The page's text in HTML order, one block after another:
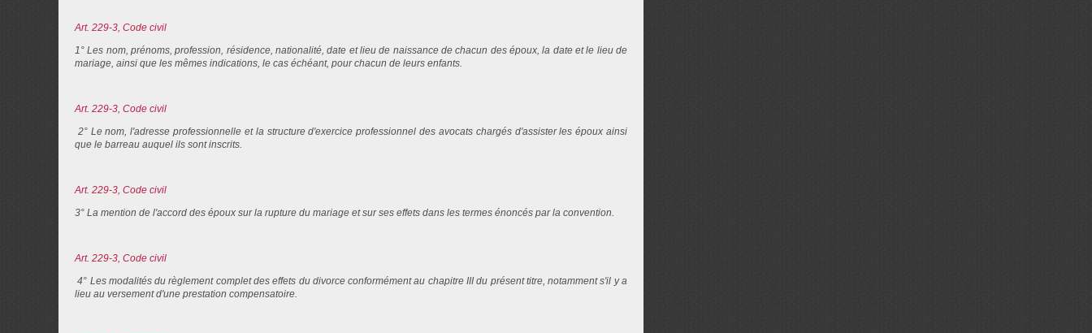
Art. 229-3, Code civil
1° Les nom, prénoms, profession, résidence, nationalité, date et lieu de naissance de chacun des époux, la date et le lieu de
mariage, ainsi que les mêmes indications, le cas échéant, pour chacun de leurs enfants.
Art. 229-3, Code civil
2° Le nom, l'adresse professionnelle et la structure d'exercice professionnel des avocats chargés d'assister les époux ainsi
que le barreau auquel ils sont inscrits.
Art. 229-3, Code civil
3° La mention de l'accord des époux sur la rupture du mariage et sur ses effets dans les termes énoncés par la convention.
Art. 229-3, Code civil
4° Les modalités du règlement complet des effets du divorce conformément au chapitre III du présent titre, notamment s'il y a
lieu au versement d'une prestation compensatoire.